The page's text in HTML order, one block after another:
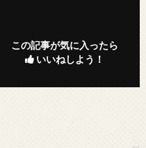
この記事が気に入ったら
いいねしよう！